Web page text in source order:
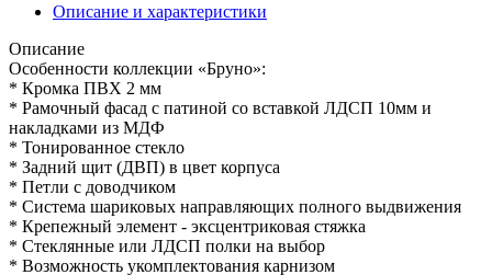
Описание и характеристики
Описание
Особенности коллекции «Бруно»:
* Кромка ПВХ 2 мм
* Рамочный фасад с патиной со вставкой ЛДСП 10мм и
накладками из МДФ
* Тонированное стекло
* Задний щит (ДВП) в цвет корпуса
* Петли с доводчиком
* Система шариковых направляющих полного выдвижения
* Крепежный элемент - эксцентриковая стяжка
* Стеклянные или ЛДСП полки на выбор
* Возможность укомплектования карнизом